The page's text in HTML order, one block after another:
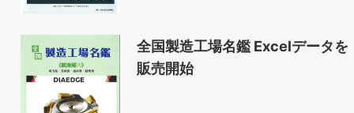
全国製造工場名鑑 Excelデータを
販売開始